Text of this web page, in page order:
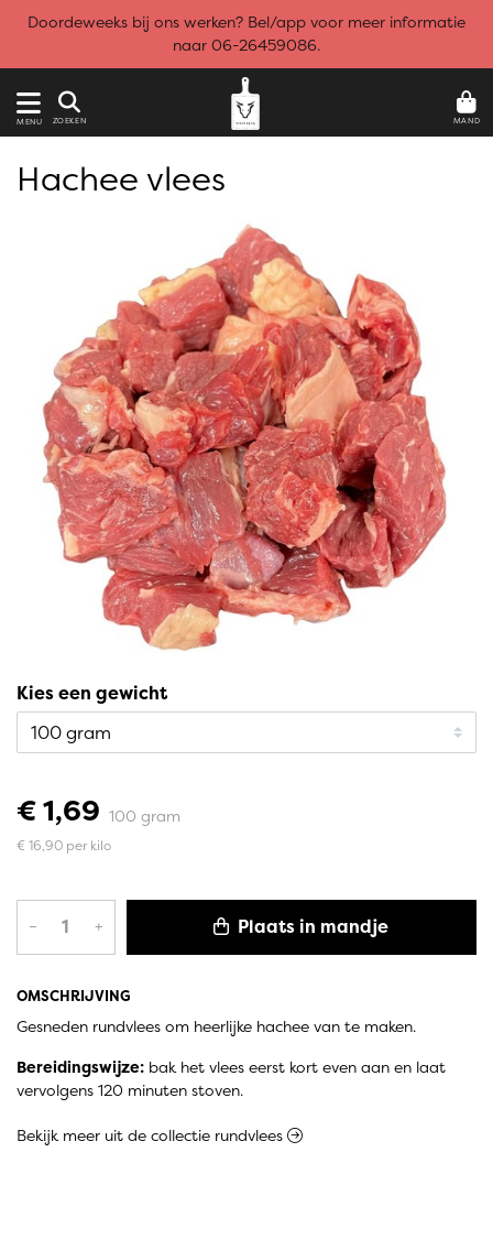
Doordeweeks bij ons werken? Bel/app voor meer informatie
naar 06-26459086.
MENU ZOEKEN MAND
OMSCHRIJVING
Gesneden rundvlees om heerlijke hachee van te maken.
Bereidingswijze: bak het vlees eerst kort even aan en laat
vervolgens 120 minuten stoven.
Hachee vlees
Kies een gewicht
€ 1,69 100 gram
€ 16,90 per kilo
– + Plaats in mandje
Bekijk meer uit de collectie rundvlees